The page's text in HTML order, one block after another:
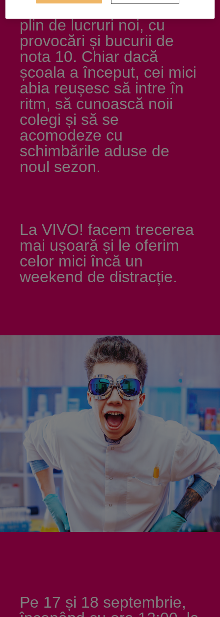
Ne așteaptă un an școlar
plin de lucruri noi, cu
provocări și bucurii de
nota 10. Chiar dacă
școala a început, cei mici
abia reușesc să intre în
ritm, să cunoască noii
colegi și să se
acomodeze cu
schimbările aduse de
noul sezon.
La VIVO! facem trecerea
mai ușoară și le oferim
celor mici încă un
weekend de distracție.
Pe 17 și 18 septembrie,